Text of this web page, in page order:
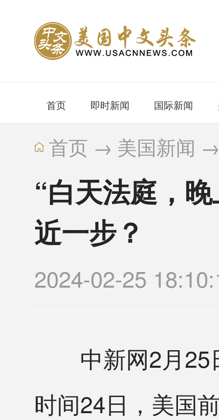
首页 即时新闻 国际新闻
首页 → 美国新闻
“白天法庭，
近一步？
2024-02-25
中新网2月25
时间24日，美国